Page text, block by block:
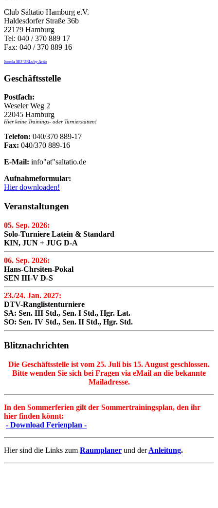
Club Saltatio Hamburg e.V.
Haldesdorfer Straße 36b
22179 Hamburg
Tel: 040 / 370 889 17
Fax: 040 / 370 889 16
Joomla SEF URLs by Artio
Geschäftsstelle
Postfach:
Weseler Weg 2
22045 Hamburg
Hier keine Trainings- oder Turnierstätten!
Telefon: 040/370 889-17
Fax: 040/370 889-16
E-Mail: info"at"saltatio.de
Aufnahmeformular:
Hier downloaden!
Veranstaltungen
05. Sep. 2026:
Solo-Turniere Latein & Standard
KIN, JUN + JUG D-A
06. Sep. 2026:
Hans-Chrsiten-Pokal
SEN III-V D-S
23./24. Jan. 2027:
DTV-Ranglistenturniere
SA: Sen. III Std., Sen. I Std., Hgr. Lat.
SO: Sen. IV Std., Sen. II Std., Hgr. Std.
Blitznachrichten
Die Geschäftsstelle ist vom 25. Juli bis 15. August geschlossen.
Bitte wenden Sie sich bei Fragen via eMail an die bekannte
Mailadresse.
In den Sommerferien gilt der Sommertrainingsplan, den ihr
hier finden könnt:
- Download Ferienplan -
Hier sind die Links zum Raumplaner und der Anleitung.